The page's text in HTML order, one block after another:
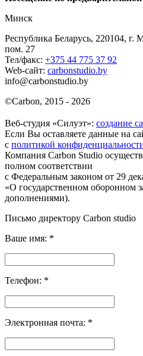
Минск
Республика Беларусь, 220104, г.
пом. 27
Тел/факс: +375 44 775 37 92
Web-сайт: carbonstudio.by
info@carbonstudio.by
©Carbon, 2015 - 2026
Веб-студия «Силуэт»: создание
Если Вы оставляете данные на
с политикой
Компания Carbon Studio
полном соответствии
с Федеральным законом от 29
«О государственном оборонном
дополнениями).
Письмо директору Carbon studio
Ваше имя: *
Телефон: *
Электронная почта: *